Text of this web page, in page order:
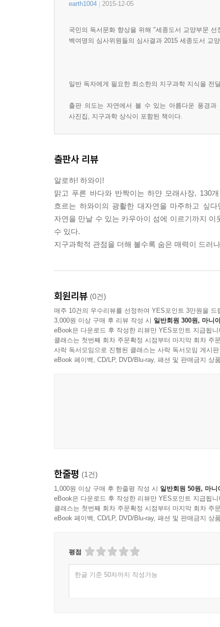
웨스트 사이드
와이메아캐니언
리후에
카우아이 섬은 어떻게 만들어졌을까?
카우아이 섬의 숙소, 먹거리, 쇼핑정보
하와이! 하와이~
하와이의 역사
하와이의 기후
하와이의 식물
하와이의 기타 정보들
하와이 섬의 지질
화산 지형
earth1004 2015-12-05
국민의 독서문화 향상을 위해 "세종도서 교양부문 선
백여명의 심사위원들의 심사결과 2015 세종도서 교
일반 독자에게 필요한 최소한의 지구과학 지식을 전
출판 의도는 자연에서 볼 수 있는 아름다운 풍경
사진집, 지구과학 상식이 포함된 책이다.
출판사 리뷰
알로하! 하와이!
맑고 푸른 바다와 반짝이는 하얀 모래사장, 130
흐르는 하와이의 광활한 대자연을 마주하고 싶
자연을 만날 수 있는 카우아이 섬에 이르기까지
수 있다.
지구과학적 관점을 더해 볼수록 숨은 매력이 드러
회원리뷰 (0건)
매주 10건의 우수리뷰를 선정하여 YES포인트 3만원을 드
3,000원 이상 구매 후 리뷰 작성 시 일반회원 300원, 마니
eBook은 다운로드 후 작성한 리뷰만 YES포인트 지급됩니
클래스는 첫번째 회차 주문확정 시점부터 마지막 회차 주
사락 독서모임으로 진행된 클래스는 사락 독서모임 게시
eBook 페이백, CD/LP, DVD/Blu-ray, 패션 및 판매금지 상
한줄평 (1건)
1,000원 이상 구매 후 한줄평 작성 시 일반회원 50원, 마니
eBook은 다운로드 후 작성한 리뷰만 YES포인트 지급됩니
클래스는 첫번째 회차 주문확정 시점부터 마지막 회차 주
eBook 페이백, CD/LP, DVD/Blu-ray, 패션 및 판매금지 상
평점
한글 기준 50자까지 작성가능